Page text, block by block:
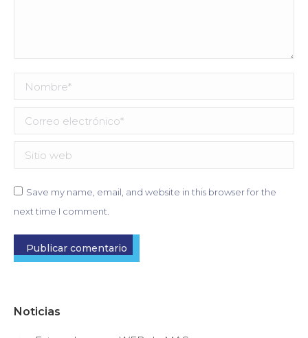
Nombre *
Correo electrónico *
Sitio web
Save my name, email, and website in this browser for the
next time I comment.
Publicar comentario
Noticias